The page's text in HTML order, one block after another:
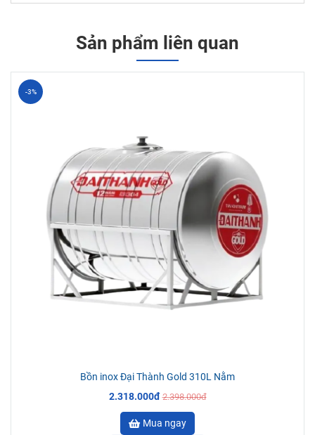
Sản phẩm liên quan
Bồn inox Đại Thành Gold 310L Nằm
2.318.000đ 2.398.000đ
-3%
Mua ngay